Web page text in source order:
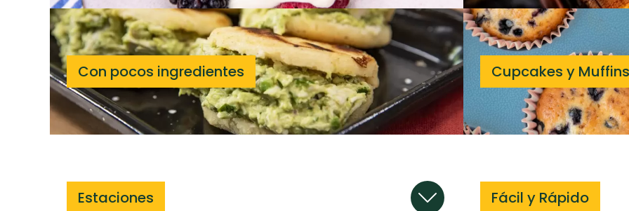
Con pocos ingredientes Cupcakes y Muffins
Estaciones Fácil y Rápido